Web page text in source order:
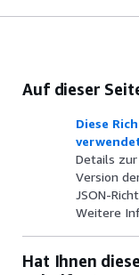
Auf dieser
Diese
Details
Version
JSON-
Weitere
Hat Ihnen